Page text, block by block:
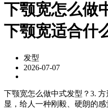
下颚宽怎么做
下颚宽适合什
发型
2026-07-07
下颚宽怎么做中式发型？3.
显，给人一种刚毅、硬朗的